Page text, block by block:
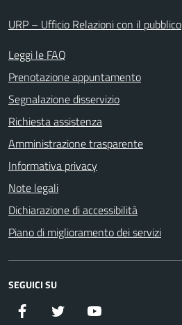
URP – Ufficio Relazioni con il pubblico
Leggi le FAQ
Prenotazione appuntamento
Segnalazione disservizio
Richiesta assistenza
Amministrazione trasparente
Informativa privacy
Note legali
Dichiarazione di accessibilità
Piano di miglioramento dei servizi
SEGUICI SU
Facebook Twitter